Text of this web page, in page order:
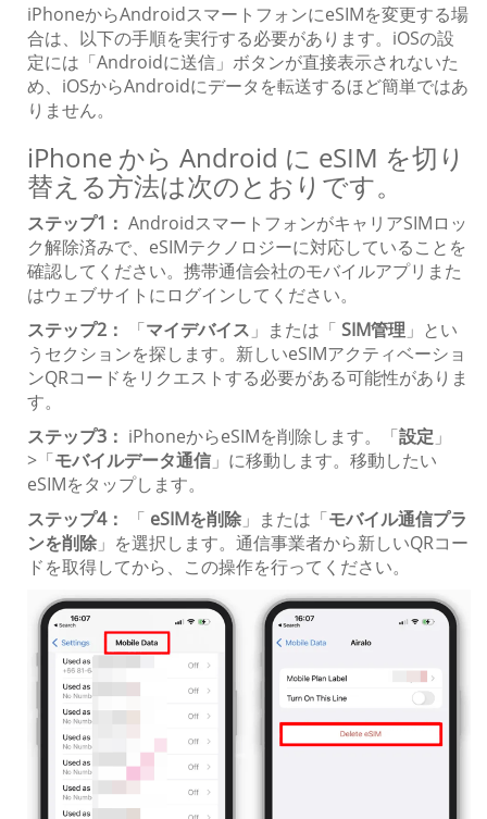
iPhoneからAndroidスマートフォンにeSIMを変更する場
合は、以下の手順を実行する必要があります。iOSの設
定には「Androidに送信」ボタンが直接表示されないた
め、iOSからAndroidにデータを転送するほど簡単ではあ
りません。
iPhone から Android に eSIM を切り
替える方法は次のとおりです。
ステップ1： AndroidスマートフォンがキャリアSIMロッ
ク解除済みで、eSIMテクノロジーに対応していることを
確認してください。携帯通信会社のモバイルアプリまた
はウェブサイトにログインしてください。
ステップ2：
「マイデバイス 」または「 SIM管理 」とい
うセクションを探します。新しいeSIMアクティベーショ
ンQRコードをリクエストする必要がある可能性がありま
す。
ステップ3： iPhoneからeSIMを削除します。「設定 」
>「モバイルデータ通信 」に移動します。移動したい
eSIMをタップします。
ステップ4：
「 eSIMを削除 」または「モバイル通信プラ
ンを削除 」を選択します。通信事業者から新しいQRコー
ドを取得してから、この操作を行ってください。